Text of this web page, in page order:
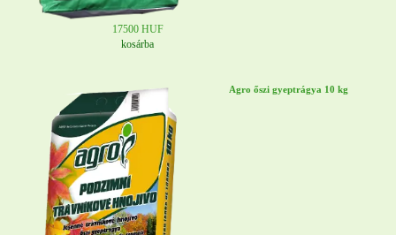
17500 HUF
kosárba
Agro őszi gyeptrágya 10 kg